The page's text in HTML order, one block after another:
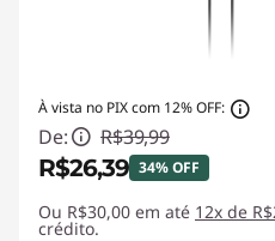
À vista no PIX com 12% OFF:
De: R$39,99
R$26,39 34% OFF
Economias
Ou R$30,00 em até 12x de
crédito.